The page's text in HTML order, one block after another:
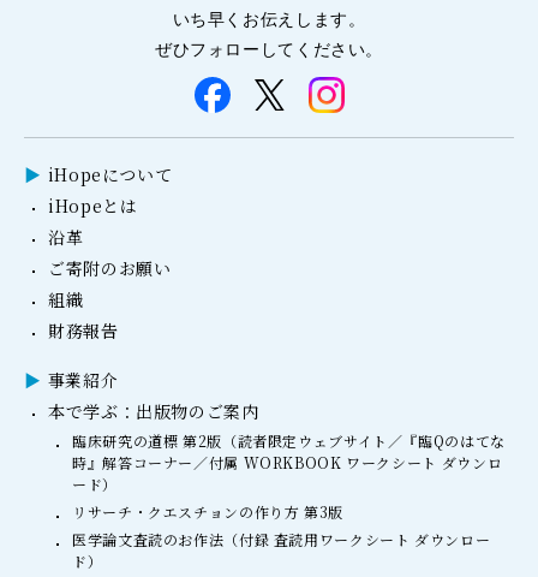
いち早くお伝えします。
ぜひフォローしてください。
iHopeについて
iHopeとは
沿革
ご寄附のお願い
組織
財務報告
事業紹介
本で学ぶ：出版物のご案内
臨床研究の道標 第2版（読者限定ウェブサイト／『臨Qのはてな
時』解答コーナー／付属 WORKBOOK ワークシート ダウンロ
ード）
リサーチ・クエスチョンの作り方 第3版
医学論文査読のお作法（付録 査読用ワークシート ダウンロー
ド）